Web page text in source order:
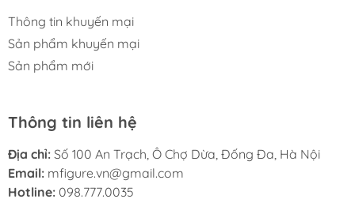
Thông tin khuyến mại
Sản phẩm khuyến mại
Sản phẩm mới
Thông tin liên hệ
Địa chỉ: Số 100 An Trạch, Ô Chợ Dừa, Đống Đa, Hà Nội
Email: mfigure.vn@gmail.com
Hotline: 098.777.0035